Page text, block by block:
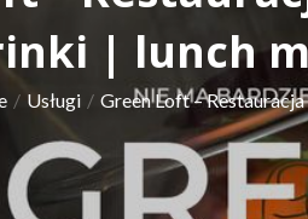
| lunch
Usługi Green Loft –